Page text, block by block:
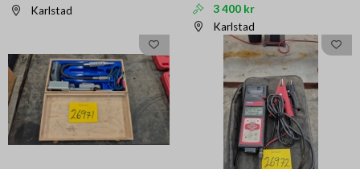
Karlstad
3 400 kr
Karlstad